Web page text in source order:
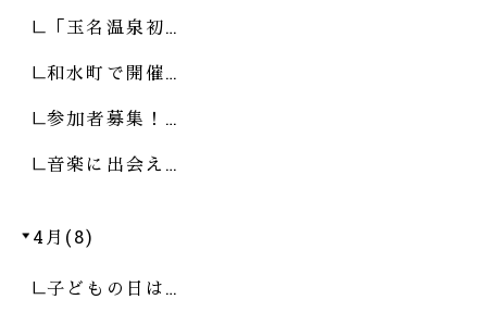
「玉名温泉初…
和水町で開催…
参加者募集！…
音楽に出会え…
4月(8)
子どもの日は…